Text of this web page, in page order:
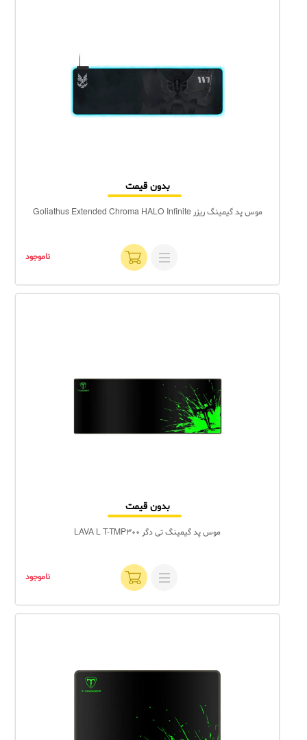
بدون قیمت
موس پد گیمینگ ریزر Goliathus Extended Chroma HALO Infinite
ناموجود
بدون قیمت
موس پد گیمینگ تی دگر LAVA L T-TMP300
ناموجود